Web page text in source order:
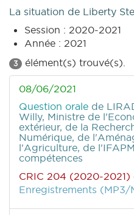
La situation de Liberty
Session : 2020-2021
Année : 2021
3 élément(s) trouvé(s).
08/06/2021
Question orale de
Willy, Ministre de
extérieur, de la
Numérique, de
l'Agriculture, de
compétences
CRIC 204 (2020-2021)
Enregistrements (MP3/